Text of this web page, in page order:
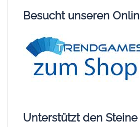
Besucht unseren
Unterstützt den Steine